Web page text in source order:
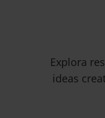
Explora
ideas